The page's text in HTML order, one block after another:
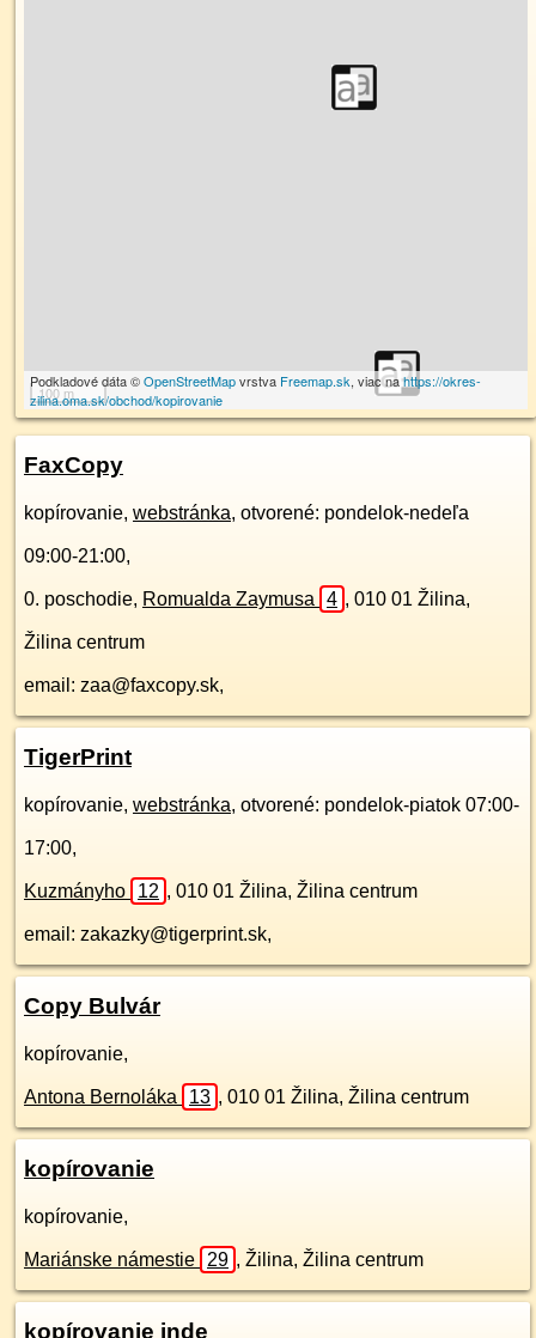
100 m
Podkladové dáta ©OpenStreetMapvrstva Freemap.sk, viac nahttps://okres-
zilina.oma.sk/obchod/kopirovanie
FaxCopy
kopírovanie, webstránka, otvorené: pondelok-nedeľa
09:00-21:00,
0. poschodie, Romualda Zaymusa 4 , 010 01 Žilina,
Žilina centrum
email: zaa@faxcopy.sk,
TigerPrint
kopírovanie, webstránka, otvorené: pondelok-piatok 07:00-
17:00,
Kuzmányho 12 , 010 01 Žilina, Žilina centrum
email: zakazky@tigerprint.sk,
Copy Bulvár
kopírovanie,
Antona Bernoláka 13 , 010 01 Žilina, Žilina centrum
kopírovanie
kopírovanie,
Mariánske námestie 29 , Žilina, Žilina centrum
kopírovanie inde